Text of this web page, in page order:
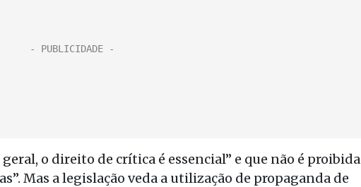
o direito de crítica é essencial” e que não é proibida
Mas a legislação veda a utilização de propaganda de